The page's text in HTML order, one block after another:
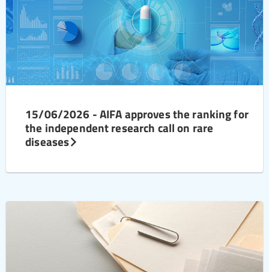
15/06/2026 - AIFA approves the ranking for
the independent research call on rare
diseases